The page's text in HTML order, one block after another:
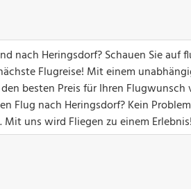
nach Heringsdorf? Schauen Sie auf
Flugreise! Mit einem
besten Preis für Ihren
Flug nach Heringsdorf? Kein
uns wird Fliegen zu einem Erlebnis!